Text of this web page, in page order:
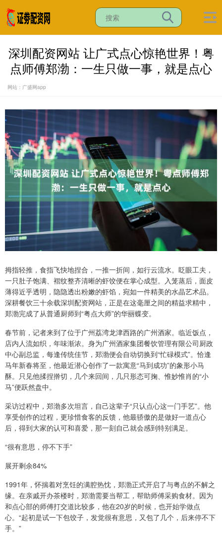
深圳配资网站 让广式点心惊艳世界！粤
点师傅郑渤：一生只做一事，就是点心
网站：广盛网app
拇指轻推，食指飞快地捏合，一推一折间，如行云流水。眨眼工夫，
一只肚子饱满、褶纹整齐清晰的虾饺便在掌心成型。入笼蒸后，面皮
薄得近乎透明，隐隐透出粉嫩的虾馅，宛如一件精美的水晶艺术品。
深耕餐饮三十余载深圳配资网站，正是在这毫厘之间的精益求精中，
郑渤完成了从普通厨师到“粤点大师”的华丽蝶变。
春节前，记者来到了位于广州荔湾龙津西路的广州酒家。临近饭点，
店内人流如织，年味渐浓。身为广州酒家集团餐饮管理有限公司厨政
中心副总监，每逢传统佳节，郑渤便会自动切换到“忙碌模式”。恰逢
马年新春将至，他最近潜心创作了一款寓意“马到成功”的象形小马
酥。只见他揉捏擀切，几个来回间，几只形态可掬、惟妙惟肖的“小
马”便跃然盘中。
采访过程中，郑渤多次坦言，自己这辈子“只认点心这一门手艺”。他
享受创作的过程，更珍惜食客的反馈，他最骄傲的是做好一道点心
后，得到大家的认可和喜爱，那一刻自己就会感到特别满足。
“很有意思，停不下手”
展开剩余84%
1991年，怀揣着对烹饪的满腔热忱，郑渤正式开启了与粤点的不解之
缘。在亲戚开办茶楼时，郑渤需要当帮工，帮助师傅采购食材。因为
和点心部的师傅打交道比较多，他在20岁的时候，也开始学做点
心。“起初是试一下包饺子，发觉很有意思，又包了几个，后来停不下
手。”